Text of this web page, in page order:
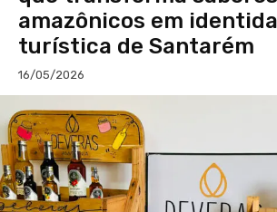
amazônicos em
turística de Santarém
16/05/2026